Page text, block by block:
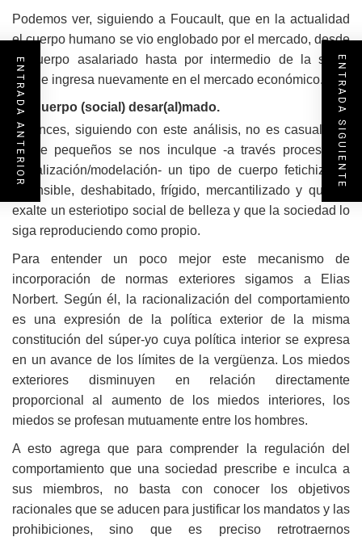
Podemos ver, siguiendo a Foucault, que en la actualidad
el cuerpo humano se vio englobado por el mercado, desde
el cuerpo asalariado hasta por intermedio de la salud
donde ingresa nuevamente en el mercado económico.
VI- Cuerpo (social) desar(al)mado.
Entonces, siguiendo con este análisis, no es casual que
desde pequeños se nos inculque -a través proceso de
socialización/modelación- un tipo de cuerpo fetichizado,
insensible, deshabitado, frígido, mercantilizado y que se
exalte un esteriotipo social de belleza y que la sociedad lo
siga reproduciendo como propio.
Para entender un poco mejor este mecanismo de
incorporación de normas exteriores sigamos a Elias
Norbert. Según él, la racionalización del comportamiento
es una expresión de la política exterior de la misma
constitución del súper-yo cuya política interior se expresa
en un avance de los límites de la vergüenza. Los miedos
exteriores disminuyen en relación directamente
proporcional al aumento de los miedos interiores, los
miedos se profesan mutuamente entre los hombres.
A esto agrega que para comprender la regulación del
comportamiento que una sociedad prescribe e inculca a
sus miembros, no basta con conocer los objetivos
racionales que se aducen para justificar los mandatos y las
prohibiciones, sino que es preciso retrotraernos
ENTRADA ANTERIOR ENTRADA SIGUIENTE